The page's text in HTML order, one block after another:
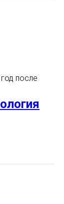
после